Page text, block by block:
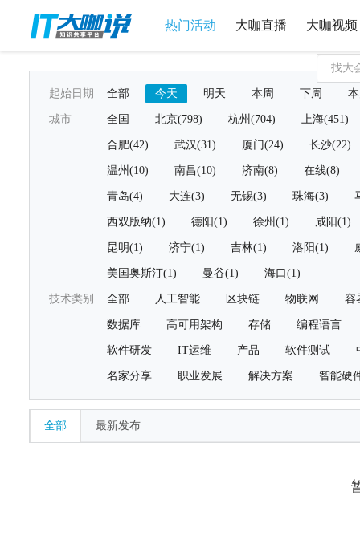
热门活动 大咖直播 大咖视频
起始日期 全部 今天 明天 本周 下周
城市 全国 北京(798) 杭州(704) 上海(451)
合肥(42) 武汉(31) 厦门(24) 长沙(22)
温州(10) 南昌(10) 济南(8) 在线(8)
青岛(4) 大连(3) 无锡(3) 珠海(3)
西双版纳(1) 德阳(1) 徐州(1) 咸阳(1)
昆明(1) 济宁(1) 吉林(1) 洛阳(1)
美国奥斯汀(1) 曼谷(1) 海口(1)
技术类别 全部 人工智能 区块链 物联网 容
数据库 高可用架构 存储 编程语言
软件研发 IT运维 产品 软件测试
名家分享 职业发展 解决方案 智能硬
全部 最新发布